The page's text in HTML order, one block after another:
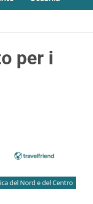
per i
del Nord e del Centro